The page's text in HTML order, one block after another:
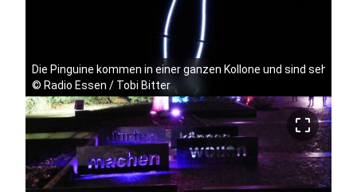
Die Pinguine kommen in einer ganzen Kollone und sind sehr
© Radio Essen / Tobi Bitter
crop_free